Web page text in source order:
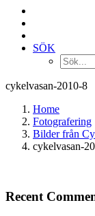
SÖK
cykelvasan-2010-8
Home
Fotografering
Bilder från
cykelvasan-
Recent